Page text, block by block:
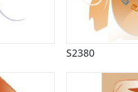
nyhedsformidling
S2380